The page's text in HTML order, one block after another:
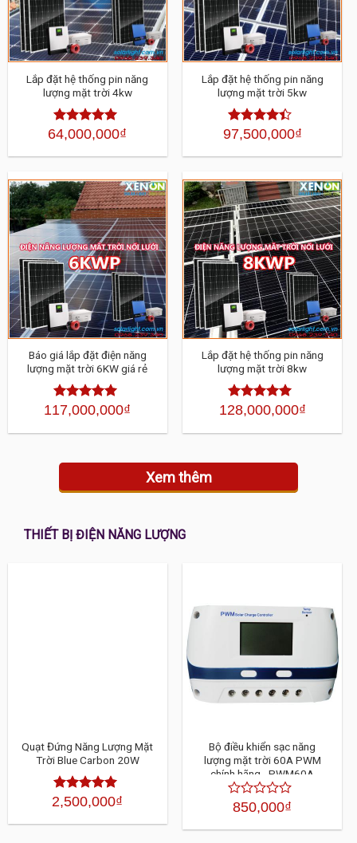
Lắp đặt hệ thống pin năng
lượng mặt trời 4kw
Được xếp
5 sao
64,000,000₫
Lắp đặt hệ thống pin năng
lượng mặt trời 5kw
Được xếp
5 sao
97,500,000₫
Báo giá lắp đặt điện năng
lượng mặt trời 6KW giá rẻ
Được xếp
5 sao
117,000,000₫
Lắp đặt hệ thống pin năng
lượng mặt trời 8kw
Được xếp
sao
128,000,000₫
Xem thêm
THIẾT BỊ ĐIỆN NĂNG LƯỢNG
Quạt Đứng Năng Lượng Mặt
Trời Blue Carbon 20W
Được xếp
5 sao
2,500,000₫
Bộ điều khiển sạc năng
lượng mặt trời 60A PWM
chính hãng - PWM60A
Được
hạng
850,000₫